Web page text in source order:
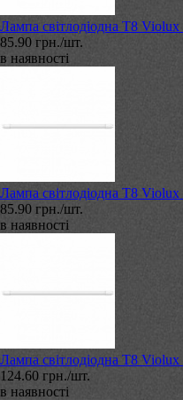
Лампа світлодіодна T8
85.90 грн./шт.
в наявності
Лампа світлодіодна T8
85.90 грн./шт.
в наявності
Лампа світлодіодна T8
124.60 грн./шт.
в наявності